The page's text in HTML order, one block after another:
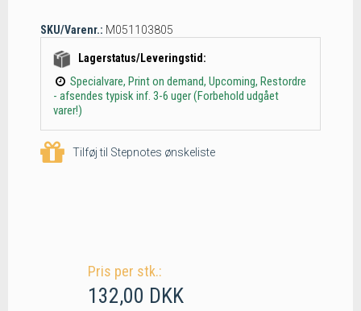
SKU/Varenr.: M051103805
Lagerstatus/Leveringstid:
Specialvare, Print on demand, Upcoming, Restordre
- afsendes typisk inf. 3-6 uger (Forbehold udgået
varer!)
Tilføj til Stepnotes ønskeliste
Pris per stk.:
132,00 DKK